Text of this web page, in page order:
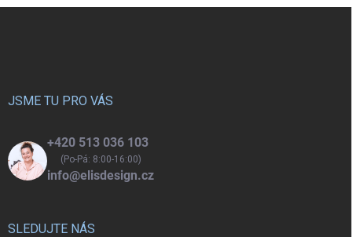
JSME TU PRO VÁS
+420 513 036 103
(Po-Pá: 8:00-16:00)
info@elisdesign.cz
SLEDUJTE NÁS